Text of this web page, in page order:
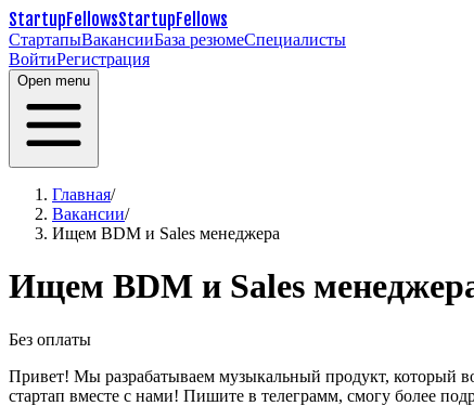
StartupFellowsStartupFellows
СтартапыВакансииБаза резюмеСпециалисты
ВойтиРегистрация
Open menu
Главная/
Вакансии/
Ищем BDM и Sales менеджера
Ищем BDM и Sales
Без оплаты
Привет! Мы разрабатываем музыкальный продукт, который
стартап вместе с нами! Пишите в телеграмм, смогу более